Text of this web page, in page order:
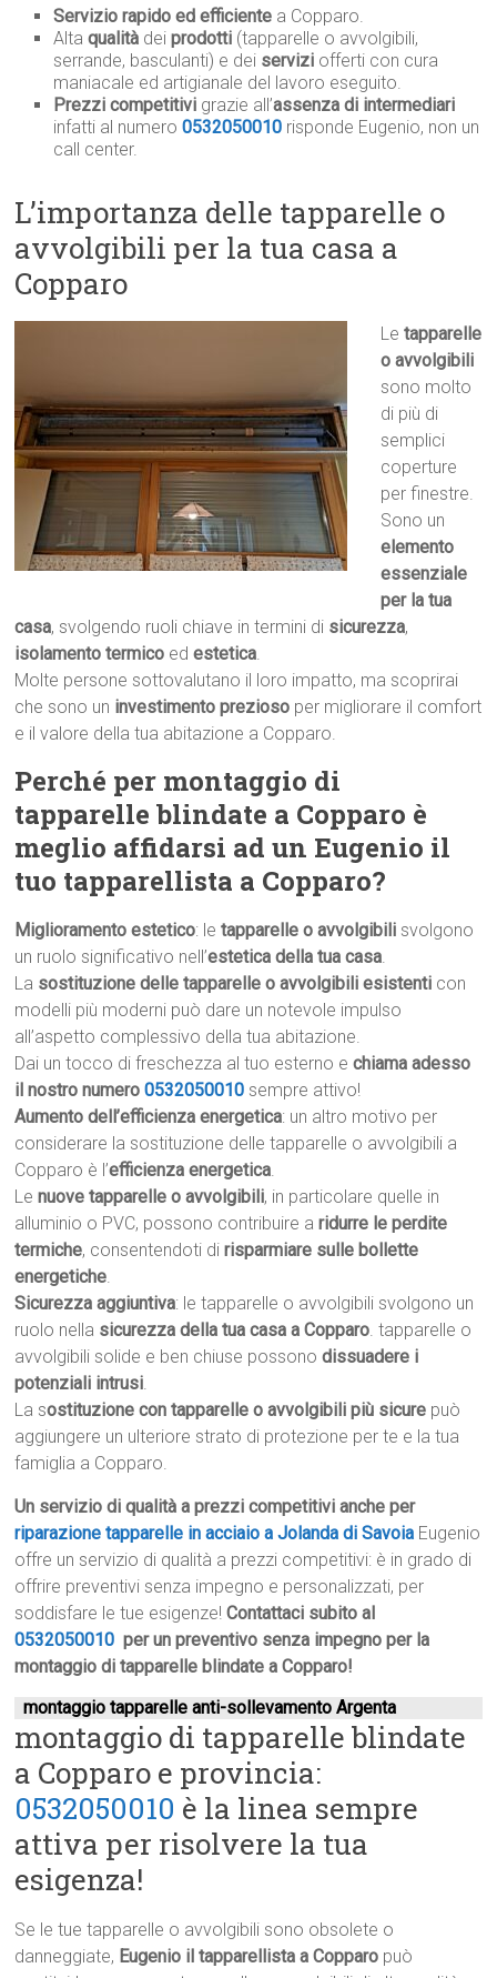
Servizio rapido ed efficiente a Copparo.
Altaqualità deiprodotti (tapparelle o avvolgibili,
serrande, basculanti) e dei servizi offerti con cura
maniacale ed artigianale del lavoro eseguito.
Prezzi competitivi grazie all’assenza di intermediari
infatti al numero0532050010 risponde Eugenio, non un
call center.
L’importanza delle tapparelle o
avvolgibili per la tua casa a
Copparo
Letapparelle
o avvolgibili
sono molto
di più di
semplici
coperture
per finestre.
Sono un
elemento
essenziale
per la tua
casa, svolgendo ruoli chiave in termini di sicurezza,
isolamento termico edestetica.
Molte persone sottovalutano il loro impatto, ma scoprirai
che sono un investimento prezioso per migliorare il comfort
e il valore della tua abitazione a Copparo.
Perché per montaggio di
tapparelle blindate a Copparo è
meglio affidarsi ad un Eugenio il
tuo tapparellista a Copparo?
Miglioramento estetico: letapparelle o avvolgibili svolgono
un ruolo significativo nell’estetica della tua casa.
La sostituzione delle tapparelle o avvolgibili esistenti con
modelli più moderni può dare un notevole impulso
all’aspetto complessivo della tua abitazione.
Dai un tocco di freschezza al tuo esterno echiama adesso
il nostro numero0532050010 sempre attivo!
Aumento dell’efficienza energetica: un altro motivo per
considerare la sostituzione delle tapparelle o avvolgibili a
Copparo è l’efficienza energetica.
Lenuove tapparelle o avvolgibili, in particolare quelle in
alluminio o PVC, possono contribuire aridurre le perdite
termiche, consentendoti dirisparmiare sulle bollette
energetiche.
Sicurezza aggiuntiva: le tapparelle o avvolgibili svolgono un
ruolo nella sicurezza della tua casa a Copparo. tapparelle o
avvolgibili solide e ben chiuse possonodissuadere i
potenziali intrusi.
La sostituzione con tapparelle o avvolgibili più sicure può
aggiungere un ulteriore strato di protezione per te e la tua
famiglia a Copparo.
Un servizio di qualità a prezzi competitivi anche per
riparazione tapparelle in acciaio a Jolanda di Savoia Eugenio
offre un servizio di qualità a prezzi competitivi: è in grado di
offrire preventivi senza impegno e personalizzati, per
soddisfare le tue esigenze!Contattaci subito al
0532050010 per un preventivo senza impegno per la
montaggio di tapparelle blindate a Copparo!
montaggio tapparelle anti-sollevamento Argenta
montaggio di tapparelle blindate
a Copparo e provincia:
0532050010 è la linea sempre
attiva per risolvere la tua
esigenza!
Se le tue tapparelle o avvolgibili sono obsolete o
danneggiate, Eugenio il tapparellista a Copparo può